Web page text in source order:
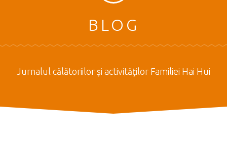
BLOG
Jurnalul călătoriilor şi activităţilor Familiei Hai Hui